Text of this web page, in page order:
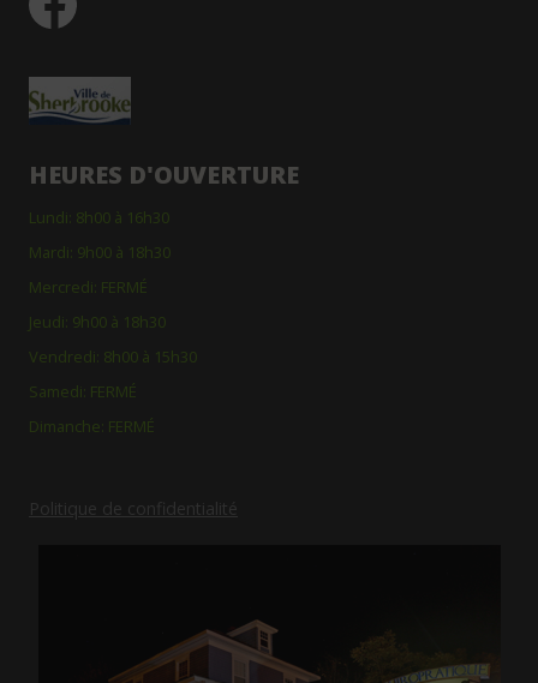
HEURES D'OUVERTURE
Lundi: 8h00 à 16h30
Mardi: 9h00 à 18h30
Mercredi: FERMÉ
Jeudi: 9h00 à 18h30
Vendredi: 8h00 à 15h30
Samedi: FERMÉ
Dimanche: FERMÉ
Politique de confidentialité